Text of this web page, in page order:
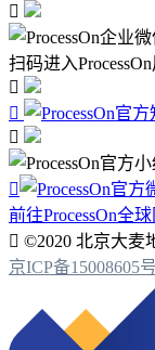

扫码进入




前往ProcessOn全
 ©2020 北京大麦
京ICP备15008605